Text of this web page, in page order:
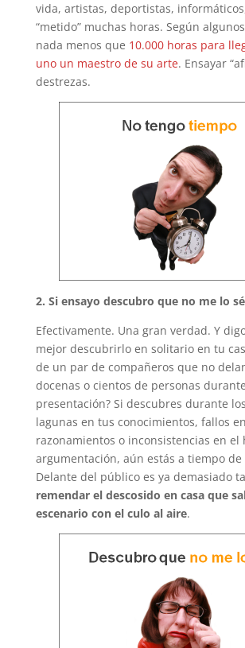
vida, artistas, deportistas,
“metido” muchas horas. Según
nada menos que 10.000 horas para
uno un maestro de su arte. Ensayar
destrezas.
2. Si ensayo descubro que no me lo sé
Efectivamente. Una gran verdad. Y
mejor descubrirlo en solitario en tu
de un par de compañeros que no
docenas o cientos de personas
presentación? Si descubres durante
lagunas en tus conocimientos, fallos
razonamientos o inconsistencias en el
argumentación, aún estás a tiempo de
Delante del público es ya demasiado
remendar el descosido en casa que
escenario con el culo al aire.